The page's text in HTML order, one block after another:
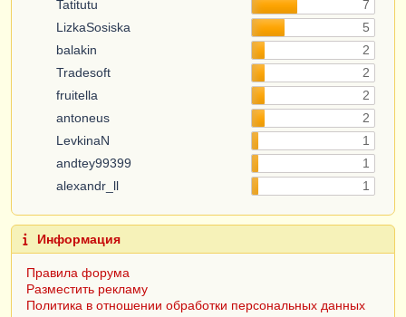
Tatitutu
7
LizkaSosiska
5
balakin
2
Tradesoft
2
fruitella
2
antoneus
2
LevkinaN
1
andtey99399
1
alexandr_ll
1
Информация
Правила форума
Разместить рекламу
Политика в отношении обработки персональных данных